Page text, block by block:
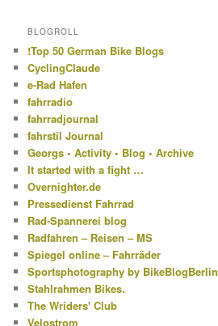
BLOGROLL
!Top 50 German Bike Blogs
CyclingClaude
e-Rad Hafen
fahrradio
fahrradjournal
fahrstil Journal
Georgs • Activity • Blog • Archive
It started with a fight …
Overnighter.de
Pressedienst Fahrrad
Rad-Spannerei blog
Radfahren – Reisen – MS
Spiegel online – Fahrräder
Sportsphotography by BikeBlogBerlin
Stahlrahmen Bikes.
The Wriders' Club
Velostrom